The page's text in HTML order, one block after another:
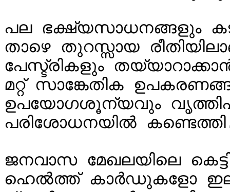
പല ഭക്ഷ്യസാധനങ്ങളും
താഴെ തുറസ്സായ
പേസ്ട്രികളും
മറ്റ് സാങ്കേതിക
ഉപയോഗശൂന്യവും
പരിശോധനയിൽ
ജനവാസ മേഖലയിലെ
ഹെൽത്ത് കാർഡുകളോ